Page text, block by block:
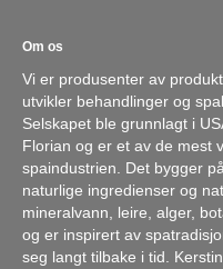
Om os
Vi er produsenter av
utvikler behandlinger og
Selskapet ble grunnlagt i
Florian og er et av de mest
spaindustrien. Det bygger
naturlige ingredienser og
mineralvann, leire, alger,
og er inspirert av
seg langt tilbake i tid.